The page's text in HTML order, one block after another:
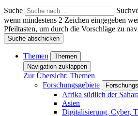
Suche
wenn mindestens 2 Zeichen eingegeben
Pfeiltasten, um durch die Vorschläge zu
Suche abschicken
Themen
Themen
Navigation zuklappen
Zur Übersicht: Themen
Forschungsgebiete
Afrika südlich der
Asien
Digitalisierung, Cyber,